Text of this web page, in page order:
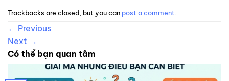
Trackbacks are closed, but you can post a comment
← Previous
Next →
Có thể bạn quan tâm